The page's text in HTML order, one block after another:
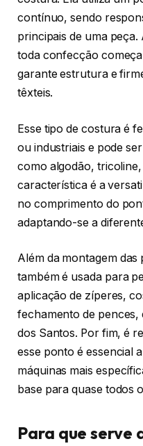
contínuo, sendo
principais de uma
toda confecção
garante estrutura e
têxteis.
Esse tipo de costura é
ou industriais e pode
como algodão,
característica é a
no comprimento do
adaptando-se a
Além da montagem
também é usada para
aplicação de zíperes,
fechamento de
dos Santos. Por fim, é
esse ponto é essencial
máquinas mais
base para quase todos
Para que serve